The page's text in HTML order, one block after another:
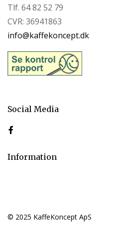
Tlf. 64 82 52 79
CVR: 36941863
info@kaffekoncept.dk
Information
Social Media
© 2025 KaffeKoncept ApS